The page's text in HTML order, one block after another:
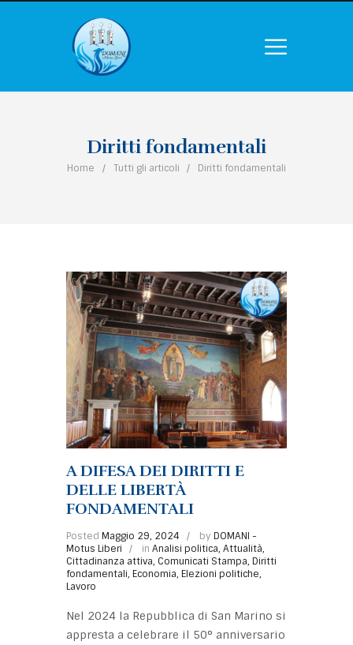
Diritti fondamentali
Home Tutti gli articoli Diritti fondamentali
A DIFESA DEI DIRITTI E
DELLE LIBERTÀ
FONDAMENTALI
Posted Maggio 29, 2024 by DOMANI -
Motus Liberi
in Analisi politica, Attualità,
Cittadinanza attiva, Comunicati Stampa, Diritti
fondamentali, Economia, Elezioni politiche,
Lavoro
Nel 2024 la Repubblica di San Marino si
appresta a celebrare il 50° anniversario